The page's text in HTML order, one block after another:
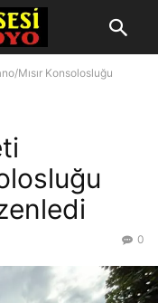
Mısır Konsolosluğu
0